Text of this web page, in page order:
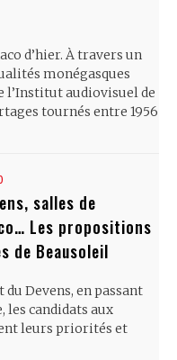
d’hier. À travers un
monégasques
l’Institut audiovisuel de
tournés entre 1956
salles de
Les propositions
de Beausoleil
Devens, en passant
les candidats aux
leurs priorités et